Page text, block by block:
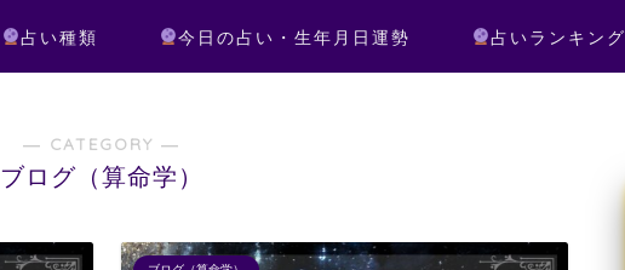
占い種類 今日の占い・生年月日運勢 占いランキング
― CATEGORY ―
ブログ（算命学）